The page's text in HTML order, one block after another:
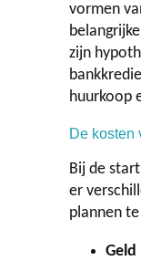
vormen
zijn
huurkoop
De kosten
Bij de
er
plannen